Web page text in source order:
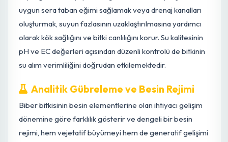
stresin kontrollü olması ve aşırıya kaçmaması hayati
önem taşır; aksi takdirde çiçek dökülmesi ve meyve
gelişiminde aksaklıklar yaşanabilir.
Etkili bir drenaj sistemi, biber yetiştiriciliğinde göz ardı
bünyeli topraklarda veya seralarda drenaj yetersizliği,
suyun birikmesine ve kök çürüklüklerine zemin hazırlar.
Toprağın fiziksel yapısını organik madde ile iyileştirmek,
uygun sera taban eğimi sağlamak veya drenaj kanalları